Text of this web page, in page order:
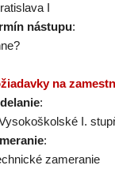
I
nástupu:
na
:
I.
:
zameranie